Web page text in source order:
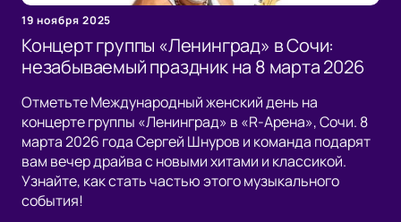
19 ноября 2025
Концерт группы «Ленинград» в Сочи:
незабываемый праздник на 8 марта 2026
Отметьте Международный женский день на
концерте группы «Ленинград» в «R-Арена», Сочи. 8
марта 2026 года Сергей Шнуров и команда подарят
вам вечер драйва с новыми хитами и классикой.
Узнайте, как стать частью этого музыкального
события!